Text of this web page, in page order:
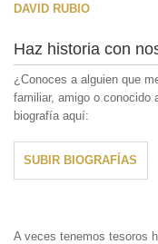
DAVID RUBIO
Haz historia con
¿Conoces a alguien que
familiar, amigo o conocido
biografía aquí:
SUBIR BIOGRAFÍAS
A veces tenemos tesoros